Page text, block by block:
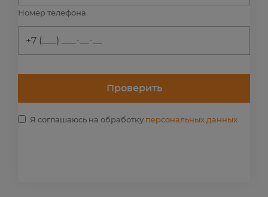
Номер телефона
Проверить
Я соглашаюсь на обработку персональных данных